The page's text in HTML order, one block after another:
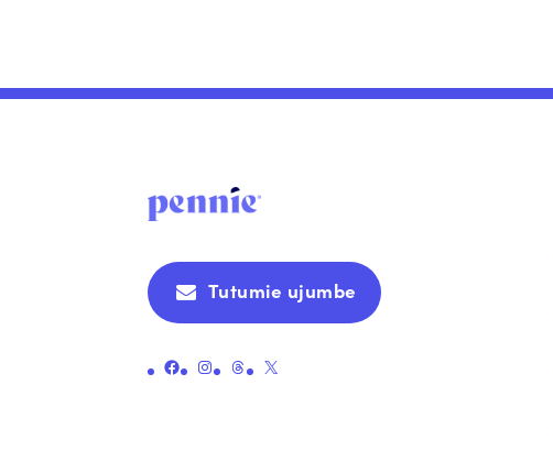
Tutumie ujumbe
Unganisha kwenye ukurasa rasmi wa Facebook wa PennieUnganisha kwenye ukurasa rasmi wa Instagram wa PennieUnganisha kwenye ukurasa rasmi wa PennieUnganisha kwenye ukurasa rasmi wa Pennie X (zamani Twitter)